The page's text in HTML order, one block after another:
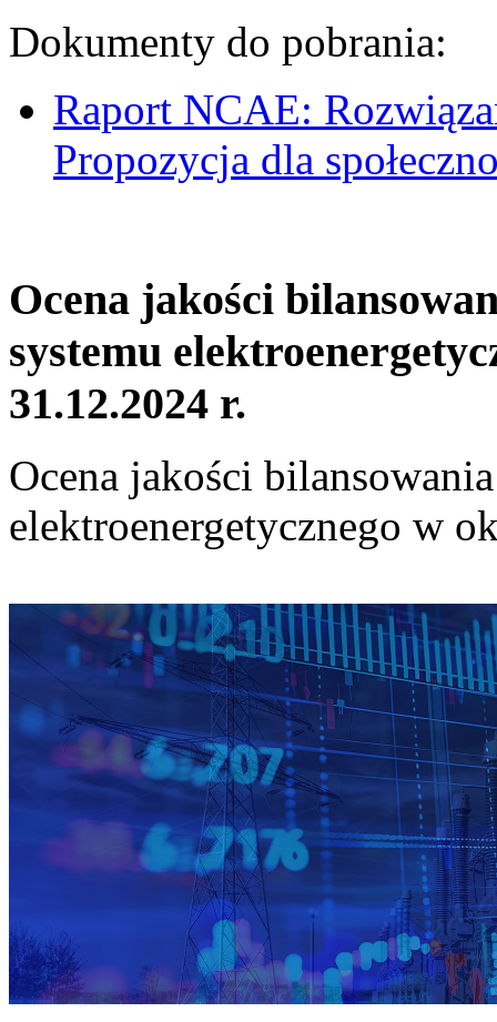
Dokumenty do pobrania:
Raport NCAE:
Propozycja dla
Ocena jakości
systemu
31.12.2024 r.
Ocena jakości
elektroenergetycznego w